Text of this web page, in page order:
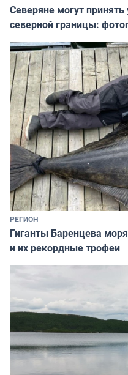
Северяне могут принять
северной границы:
РЕГИОН
Гиганты Баренцева
и их рекордные трофеи